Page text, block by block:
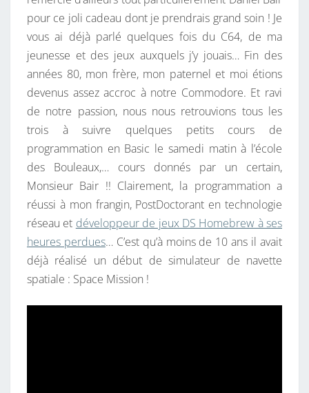
B
O
I
T
E
!
pour ce joli cadeau dont je prendrais grand soin ! Je
vous ai déjà parlé quelques fois du C64, de ma
jeunesse et des jeux auxquels j’y jouais… Fin des
années 80, mon frère, mon paternel et moi étions
devenus assez accroc à notre Commodore. Et ravi
de notre passion, nous nous retrouvions tous les
trois à suivre quelques petits cours de
programmation en Basic le samedi matin à l’école
des Bouleaux,… cours donnés par un certain,
Monsieur Bair !! Clairement, la programmation a
réussi à mon frangin, PostDoctorant en technologie
réseau et développeur de jeux DS Homebrew à ses
heures perdues… C’est qu’à moins de 10 ans il avait
déjà réalisé un début de simulateur de navette
spatiale : Space Mission !